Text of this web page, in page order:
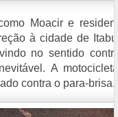
Moacir e
à cidade de
no sentido
A
contra o para-brisa.